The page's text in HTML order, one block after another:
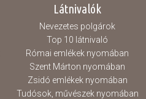
Látnivalók
Nevezetes polgárok
Top 10 látnivaló
Római emlékek nyomában
Szent Márton nyomában
Zsidó emlékek nyomában
Tudósok, művészek nyomában